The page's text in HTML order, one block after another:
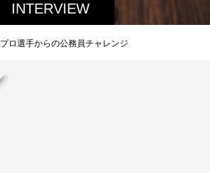
INTERVIEW
プロ選手からの公務員チャレンジ